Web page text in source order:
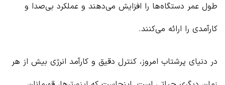
طول عمر دستگاه‌ها را افزایش می‌دهند و عملکرد بی‌صدا و
کارآمدی را ارائه می‌کنند.
در دنیای پرشتاب امروز، کنترل دقیق و کارآمد انرژی بیش از هر